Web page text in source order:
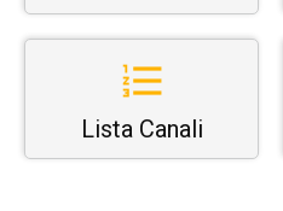
Lista Canali